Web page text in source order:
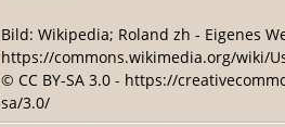
Bild: Wikipedia; Roland zh - Eigenes
https://commons.wikimedia.org/wiki/
© CC BY-SA 3.0 - https://
sa/3.0/